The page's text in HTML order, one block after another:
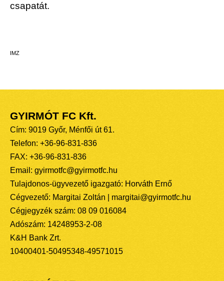
csapatát.
IMZ
GYIRMÓT FC Kft.
Cím: 9019 Győr, Ménfői út 61.
Telefon: +36-96-831-836
FAX: +36-96-831-836
Email: gyirmotfc@gyirmotfc.hu
Tulajdonos-ügyvezető igazgató: Horváth Ernő
Cégvezető: Margitai Zoltán | margitai@gyirmotfc.hu
Cégjegyzék szám: 08 09 016084
Adószám: 14248953-2-08
K&H Bank Zrt.
10400401-50495348-49571015